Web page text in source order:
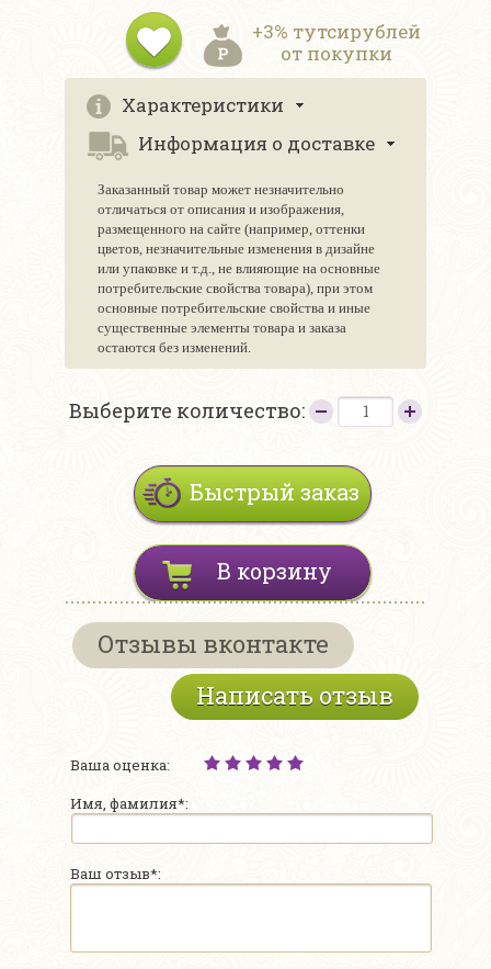
+3% тутсирублей
от покупки
Характеристики
Информация о доставке
Заказанный товар может незначительно
отличаться от описания и изображения,
размещенного на сайте (например, оттенки
цветов, незначительные изменения в дизайне
или упаковке и т.д., не влияющие на основные
потребительские свойства товара), при этом
основные потребительские свойства и иные
существенные элементы товара и заказа
остаются без изменений.
Выберите количество:
Быстрый заказ
В корзину
Отзывы вконтакте
Написать отзыв
Ваша оценка:
Имя, фамилия*:
Ваш отзыв*: